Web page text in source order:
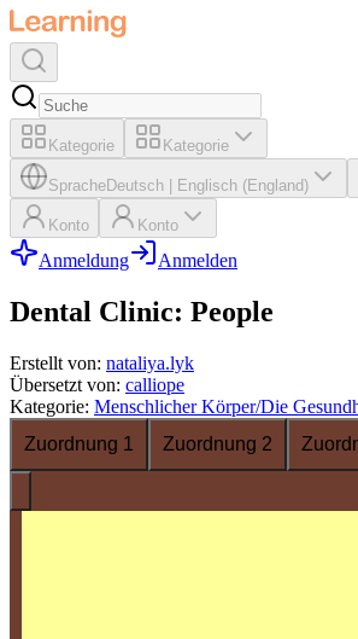
Kategorie Kategorie
SpracheDeutsch Englisch (England)
Konto Konto
Anmeldung Anmelden
Dental Clinic: People
Erstellt von: nataliya.lyk
Übersetzt von: calliope
Kategorie: Menschlicher Körper/Die
Zuordnung 1
Zuordnung 2